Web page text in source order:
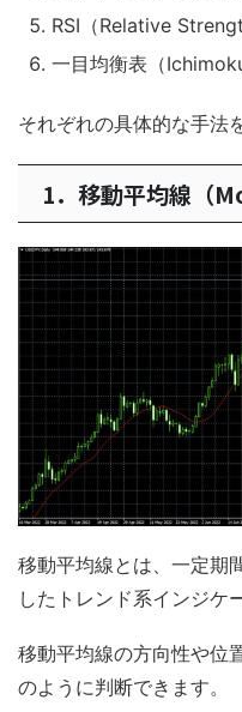
RSI（Relative
一目均衡表（
それぞれの具体的な手法
1．移動平均線（
移動平均線とは、一定期
したトレンド系インジケ
移動平均線の方向性や位
のように判断できます。